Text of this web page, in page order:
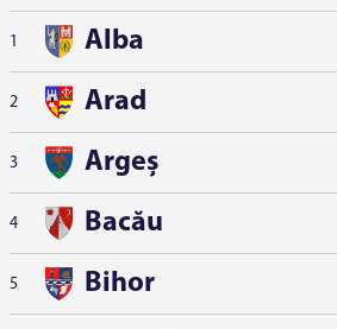
1 Alba
2 Arad
3 Argeș
4 Bacău
5 Bihor